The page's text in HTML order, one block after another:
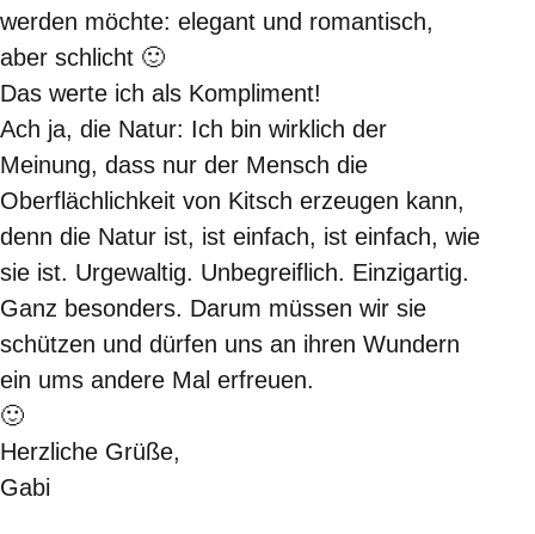
werden möchte: elegant und romantisch,
aber schlicht 🙂
Das werte ich als Kompliment!
Ach ja, die Natur: Ich bin wirklich der
Meinung, dass nur der Mensch die
Oberflächlichkeit von Kitsch erzeugen kann,
denn die Natur ist, ist einfach, ist einfach, wie
sie ist. Urgewaltig. Unbegreiflich. Einzigartig.
Ganz besonders. Darum müssen wir sie
schützen und dürfen uns an ihren Wundern
ein ums andere Mal erfreuen.
🙂
Herzliche Grüße,
Gabi